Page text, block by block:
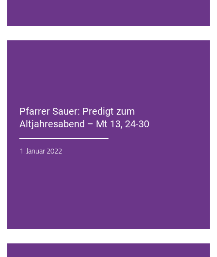
Pfarrer Sauer: Predigt zum
Altjahresabend – Mt 13, 24-30
1. Januar 2022
Zur Andacht